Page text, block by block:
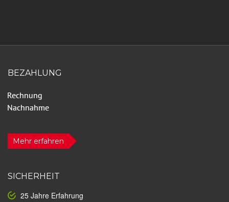
BEZAHLUNG
Mehr erfahren
SICHERHEIT
25 Jahre Erfahrung